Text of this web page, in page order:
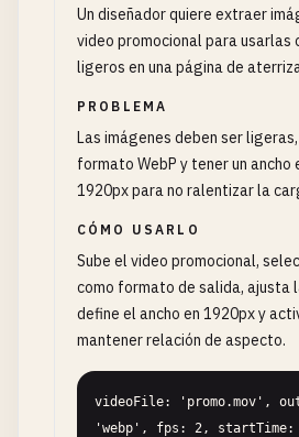
Un diseñador quiere extraer
video promocional para usarlas
ligeros en una página de
PROBLEMA
Las imágenes deben ser
formato WebP y tener un ancho
1920px para no ralentizar la
CÓMO USARLO
Sube el video promocional,
como formato de salida, ajusta
define el ancho en 1920px y
mantener relación de aspecto.
videoFile: 'promo.mov',
'webp', fps: 2, startTime: